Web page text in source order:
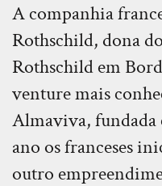
A companhia
Rothschild, dona
Rothschild em
venture mais
Almaviva, fundada
ano os franceses
outro